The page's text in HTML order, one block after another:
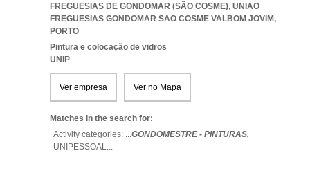
FREGUESIAS DE GONDOMAR (SÃO COSME), UNIAO
FREGUESIAS GONDOMAR SAO COSME VALBOM JOVIM,
PORTO
Pintura e colocação de vidros
UNIP
Ver empresa Ver no Mapa
Matches in the search for:
Activity categories: ...GONDOMESTRE - PINTURAS,
UNIPESSOAL...